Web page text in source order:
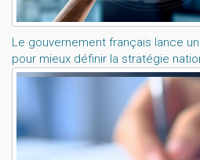
Le gouvernement français lance
pour mieux définir la stratégie